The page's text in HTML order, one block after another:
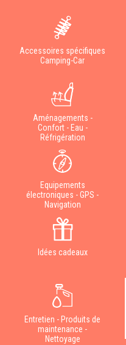
Accessoires spécifiques
Camping-Car
Aménagements -
Confort - Eau -
Réfrigération
Equipements
électroniques - GPS -
Navigation
Idées cadeaux
Entretien - Produits de
maintenance -
Nettoyage